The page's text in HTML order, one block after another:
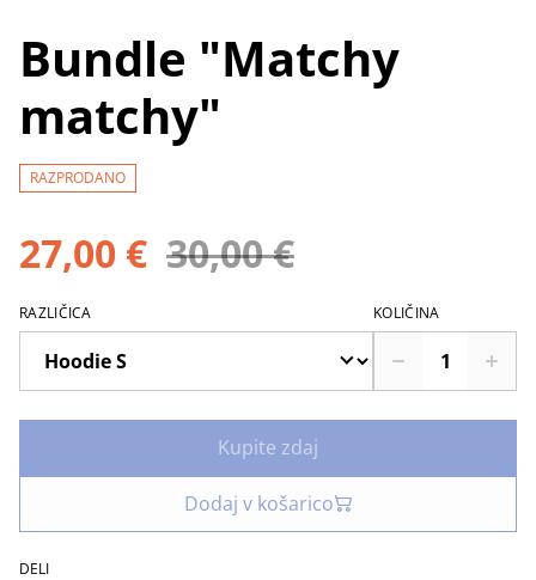
Bundle "Matchy
matchy"
RAZPRODANO
27,00 € 30,00 €
RAZLIČICA KOLIČINA
Kupite zdaj
Dodaj v košarico
DELI